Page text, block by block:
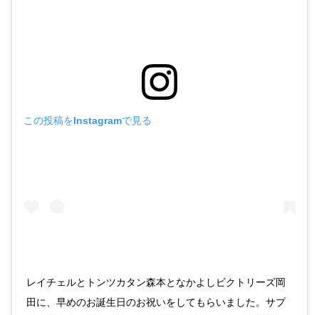
この投稿をInstagramで見る
レイチェルとトンツカタン森本となかよしビクトリーズ岡
田に、早めのお誕生日のお祝いをしてもらいました。サプ